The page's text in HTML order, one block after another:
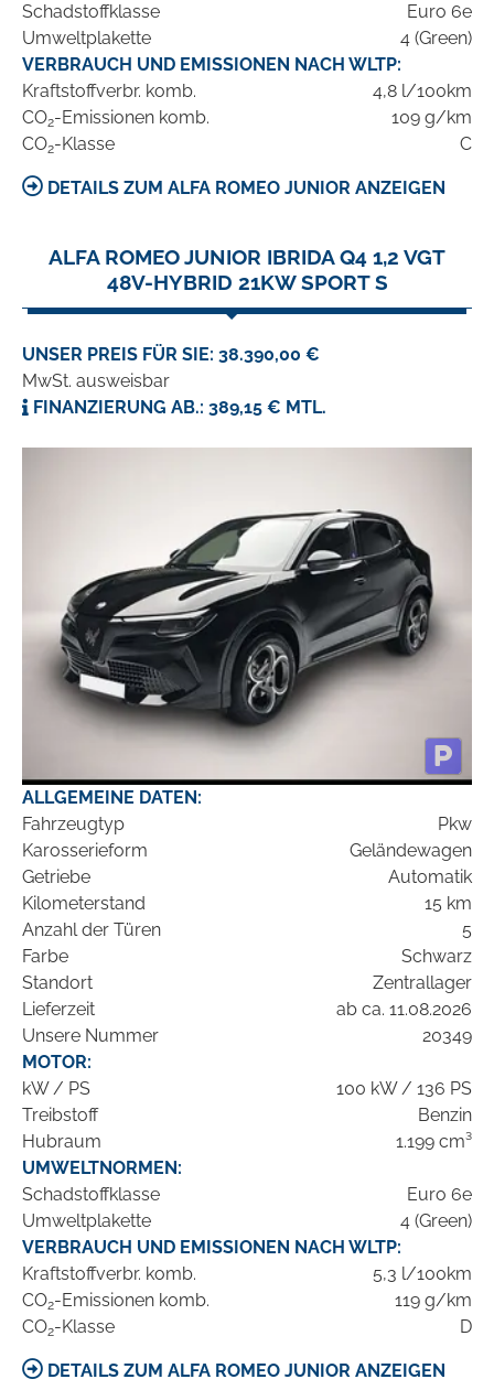
Schadstoffklasse
Euro 6e
Umweltplakette
4 (Green)
VERBRAUCH UND EMISSIONEN NACH WLTP:
Kraftstoffverbr. komb.
4,8 l/100km
CO2-Emissionen komb.
109 g/km
CO2-Klasse C
DETAILS ZUM ALFA ROMEO JUNIOR ANZEIGEN
ALFA ROMEO JUNIOR IBRIDA Q4 1,2 VGT
48V-HYBRID 21KW SPORT S
UNSER PREIS FÜR SIE: 38.390,00 €
MwSt. ausweisbar
FINANZIERUNG AB.: 389,15 € MTL.
ALLGEMEINE DATEN:
Fahrzeugtyp
Pkw
Karosserieform
Geländewagen
Getriebe
Automatik
Kilometerstand
15 km
Anzahl der Türen
5
Farbe
Schwarz
Standort
Zentrallager
Lieferzeit
ab ca. 11.08.2026
Unsere Nummer
20349
MOTOR:
kW / PS
100 kW / 136 PS
Treibstoff
Benzin
Hubraum
1.199 cm³
UMWELTNORMEN:
Schadstoffklasse
Euro 6e
Umweltplakette
4 (Green)
VERBRAUCH UND EMISSIONEN NACH WLTP:
Kraftstoffverbr. komb.
5,3 l/100km
CO2-Emissionen komb.
119 g/km
CO2-Klasse D
DETAILS ZUM ALFA ROMEO JUNIOR ANZEIGEN